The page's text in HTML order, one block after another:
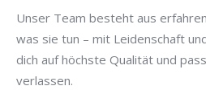
Unser Team besteht aus
was sie tun – mit Leidenschaft
dich auf höchste Qualität und
verlassen.